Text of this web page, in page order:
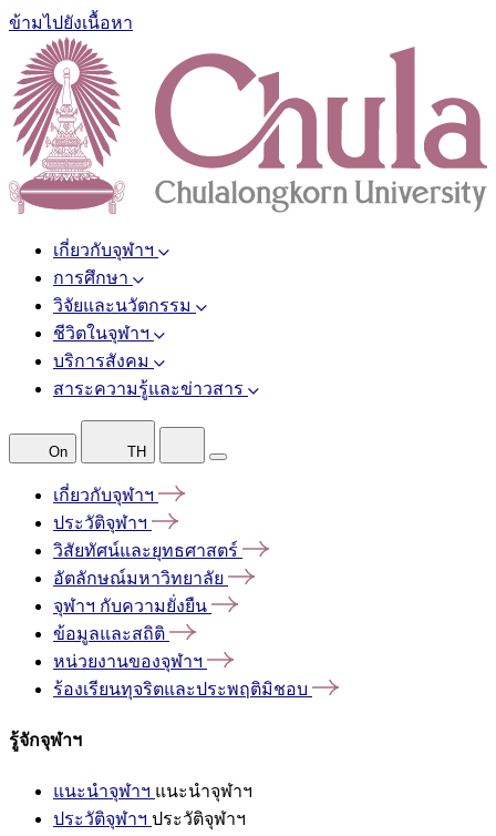
ข้ามไปยังเนื้อหา
เกี่ยวกับจุฬาฯ
การศึกษา
วิจัยและนวัตกรรม
ชีวิตในจุฬาฯ
บริการสังคม
สาระความรู้และข่าวสาร
On TH
เกี่ยวกับจุฬาฯ
ประวัติจุฬาฯ
วิสัยทัศน์และยุทธศาสตร์
อัตลักษณ์มหาวิทยาลัย
จุฬาฯ กับความยั่งยืน
ข้อมูลและสถิติ
หน่วยงานของจุฬาฯ
ร้องเรียนทุจริตและประพฤติมิชอบ
รู้จักจุฬาฯ
แนะนำจุฬาฯ แนะนำจุฬาฯ
ประวัติจุฬาฯ ประวัติจุฬาฯ